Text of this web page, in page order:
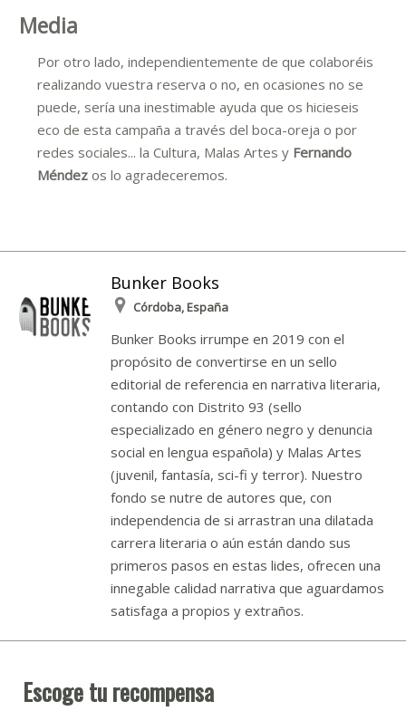
Media
Por otro lado, independientemente de que colaboréis
realizando vuestra reserva o no, en ocasiones no se
puede, sería una inestimable ayuda que os hicieseis
eco de esta campaña a través del boca-oreja o por
redes sociales... la Cultura, Malas Artes y Fernando
Méndez os lo agradeceremos.
Bunker Books
Córdoba, España
Bunker Books irrumpe en 2019 con el
propósito de convertirse en un sello
editorial de referencia en narrativa literaria,
contando con Distrito 93 (sello
especializado en género negro y denuncia
social en lengua española) y Malas Artes
(juvenil, fantasía, sci-fi y terror). Nuestro
fondo se nutre de autores que, con
independencia de si arrastran una dilatada
carrera literaria o aún están dando sus
primeros pasos en estas lides, ofrecen una
innegable calidad narrativa que aguardamos
satisfaga a propios y extraños.
Escoge tu recompensa